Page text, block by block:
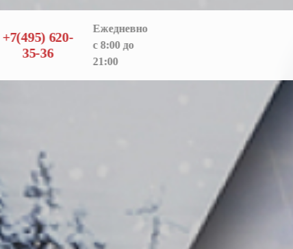
+7(495) 620-
35-36
Ежедневно
с 8:00 до
21:00